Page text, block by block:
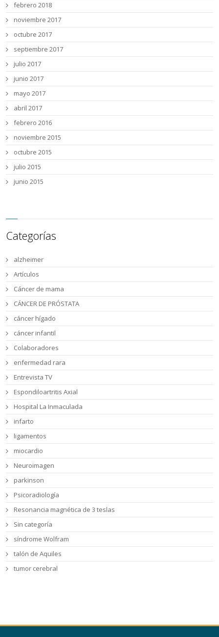
febrero 2018
noviembre 2017
octubre 2017
septiembre 2017
julio 2017
junio 2017
mayo 2017
abril 2017
febrero 2016
noviembre 2015
octubre 2015
julio 2015
junio 2015
Categorías
alzheimer
Artículos
Cáncer de mama
CÁNCER DE PRÓSTATA
cáncer hígado
cáncer infantil
Colaboradores
enfermedad rara
Entrevista TV
Espondiloartritis Axial
Hospital La Inmaculada
infarto
ligamentos
miocardio
Neuroimagen
parkinson
Psicoradiología
Resonancia magnética de 3 teslas
Sin categoría
síndrome Wolfram
talón de Aquiles
tumor cerebral